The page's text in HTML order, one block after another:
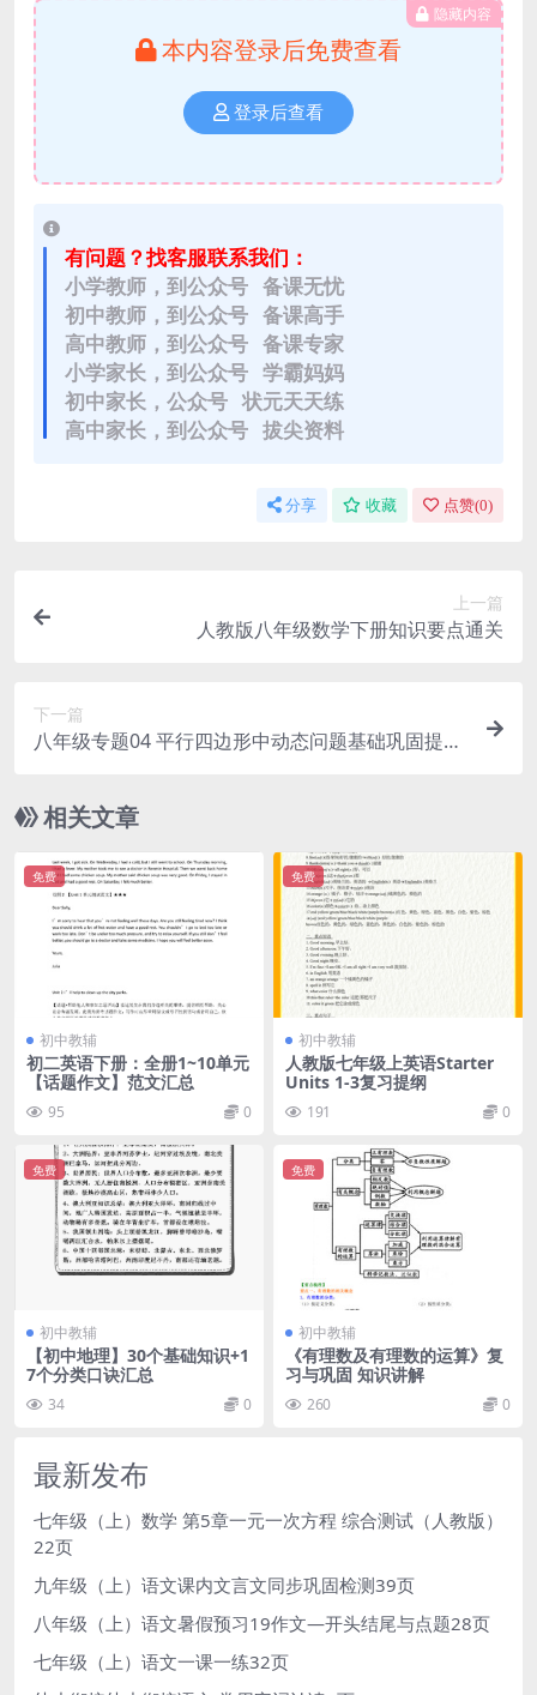
隐藏内容
本内容登录后免费查看
登录后查看
有问题？找客服联系我们：
小学教师，到公众号 备课无忧
初中教师，到公众号 备课高手
高中教师，到公众号 备课专家
小学家长，到公众号 学霸妈妈
初中家长，公众号 状元天天练
高中家长，到公众号 拔尖资料
分享 收藏 点赞(0)
上一篇
人教版八年级数学下册知识要点通关
下一篇
八年级专题04 平行四边形中动态问题基础巩固提升
相关文章
免费
初中教辅
初二英语下册：全册1~10单元
【话题作文】范文汇总
95 0
免费
初中教辅
人教版七年级上英语Starter
Units 1-3复习提纲
191 0
免费
初中教辅
【初中地理】30个基础知识+1
7个分类口诀汇总
34 0
免费
初中教辅
《有理数及有理数的运算》复
习与巩固 知识讲解
260 0
最新发布
七年级（上）数学 第5章一元一次方程 综合测试（人教版）
22页
九年级（上）语文课内文言文同步巩固检测39页
八年级（上）语文暑假预习19作文—开头结尾与点题28页
七年级（上）语文一课一练32页